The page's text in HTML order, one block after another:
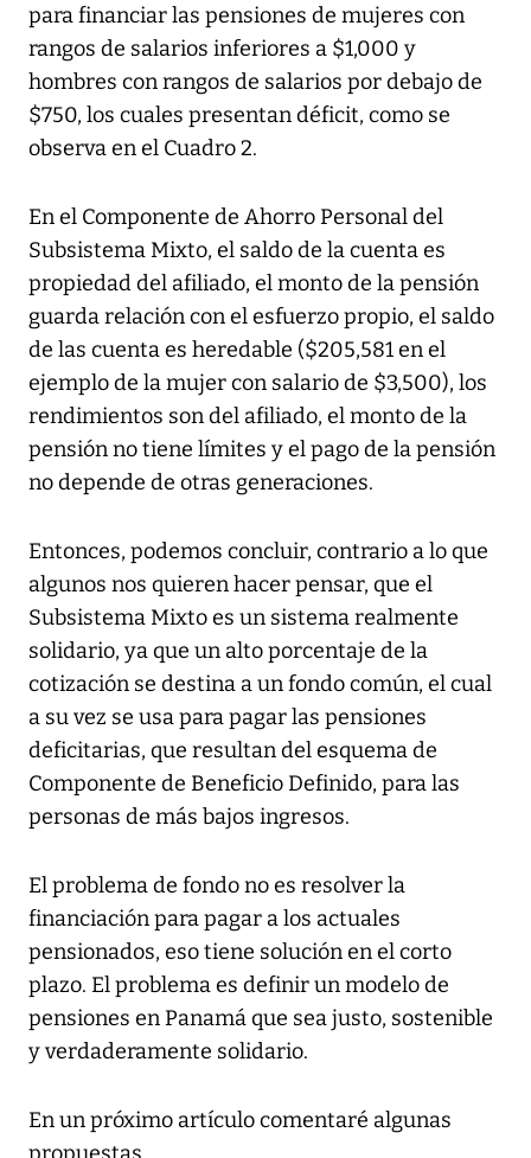
para financiar las pensiones de mujeres con
rangos de salarios inferiores a $1,000 y
hombres con rangos de salarios por debajo de
$750, los cuales presentan déficit, como se
observa en el Cuadro 2.
En el Componente de Ahorro Personal del
Subsistema Mixto, el saldo de la cuenta es
propiedad del afiliado, el monto de la pensión
guarda relación con el esfuerzo propio, el saldo
de las cuenta es heredable ($205,581 en el
ejemplo de la mujer con salario de $3,500), los
rendimientos son del afiliado, el monto de la
pensión no tiene límites y el pago de la pensión
no depende de otras generaciones.
Entonces, podemos concluir, contrario a lo que
algunos nos quieren hacer pensar, que el
Subsistema Mixto es un sistema realmente
solidario, ya que un alto porcentaje de la
cotización se destina a un fondo común, el cual
a su vez se usa para pagar las pensiones
deficitarias, que resultan del esquema de
Componente de Beneficio Definido, para las
personas de más bajos ingresos.
El problema de fondo no es resolver la
financiación para pagar a los actuales
pensionados, eso tiene solución en el corto
plazo. El problema es definir un modelo de
pensiones en Panamá que sea justo, sostenible
y verdaderamente solidario.
En un próximo artículo comentaré algunas